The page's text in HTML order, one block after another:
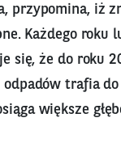
przypomina, iż
Każdego roku
się, że do roku
trafia
większe